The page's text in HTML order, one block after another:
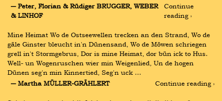
― Peter, Florian & Rüdiger BRUGGER, WEBER
& LINHOF
Continue
reading ›
Mine Heimat Wo de Ostseewellen trecken an den Strand, Wo de
gäle Ginster bleucht in'n Dünensand, Wo de Möwen schriegen
grell in't Stormgebrus, Dor is mine Heimat, dor bün ick to Hus.
Well- un Wogenruschen wier min Weigenlied, Un de hogen
Dünen seg'n min Kinnertied, Seg'n uck …
― Martha MÜLLER-GRÄHLERT
Continue reading ›